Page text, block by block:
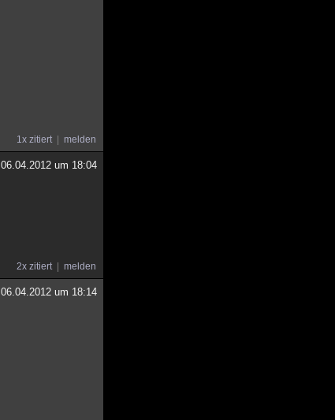
1x zitiert melden
06.04.2012 um 18:04
2x zitiert melden
06.04.2012 um 18:14